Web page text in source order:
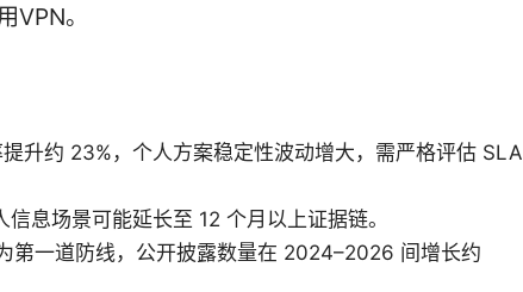
。
升约 23%，个人方案稳定性波动增大，需严格评估 SLA
息场景可能延长至 12 个月以上证据链。
第一道防线，公开披露数量在 2024–2026 间增长约